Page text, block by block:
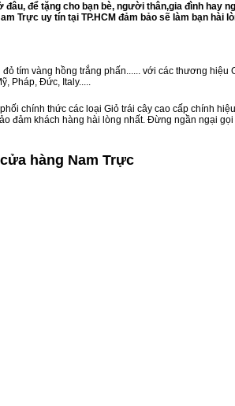
đâu, để tặng cho bạn bè, người thân,gia đình
Trực uy tín tại TP.HCM đảm bảo sẽ làm bạn hài
tím vàng hồng trắng phấn...... với các thương
Pháp, Đức, Italy.....
chính thức các loại Giỏ trái cây cao cấp chính
đảm khách hàng hài lòng nhất. Đừng ngần ngại
hàng Nam Trực